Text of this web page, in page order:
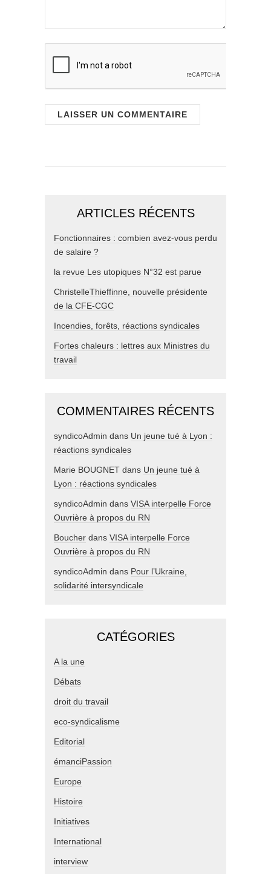
ARTICLES RÉCENTS
Fonctionnaires : combien avez-vous perdu
de salaire ?
la revue Les utopiques N°32 est parue
ChristelleThieffinne, nouvelle présidente
de la CFE-CGC
Incendies, forêts, réactions syndicales
Fortes chaleurs : lettres aux Ministres du
travail
COMMENTAIRES RÉCENTS
syndicoAdmin dans Un jeune tué à Lyon :
réactions syndicales
Marie BOUGNET dans Un jeune tué à
Lyon : réactions syndicales
syndicoAdmin dans VISA interpelle Force
Ouvrière à propos du RN
Boucher dans VISA interpelle Force
Ouvrière à propos du RN
syndicoAdmin dans Pour l’Ukraine,
solidarité intersyndicale
CATÉGORIES
A la une
Débats
droit du travail
eco-syndicalisme
Editorial
émanciPassion
Europe
Histoire
Initiatives
International
interview